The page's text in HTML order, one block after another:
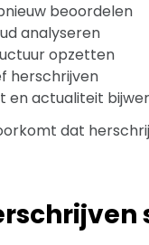
beoordelen
analyseren
opzetten
herschrijven
en actualiteit
dat